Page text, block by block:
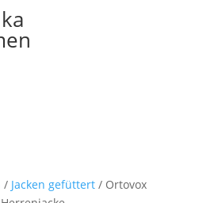
/ Jacken gefüttert/ Ortovox